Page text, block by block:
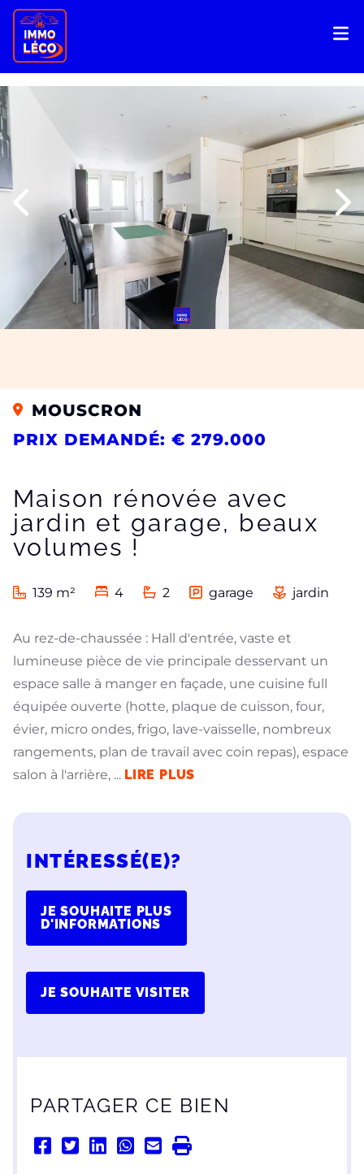
MOUSCRON
PRIX DEMANDÉ: € 279.000
Maison rénovée avec
jardin et garage, beaux
volumes !
139 m² 4 2 garage jardin
Au rez-de-chaussée : Hall d'entrée, vaste et
lumineuse pièce de vie principale desservant un
espace salle à manger en façade, une cuisine full
équipée ouverte (hotte, plaque de cuisson, four,
évier, micro ondes, frigo, lave-vaisselle, nombreux
rangements, plan de travail avec coin repas), espace
salon à l'arrière, ... LIRE PLUS
INTÉRESSÉ(E)?
JE SOUHAITE PLUS
D'INFORMATIONS
JE SOUHAITE VISITER
PARTAGER CE BIEN